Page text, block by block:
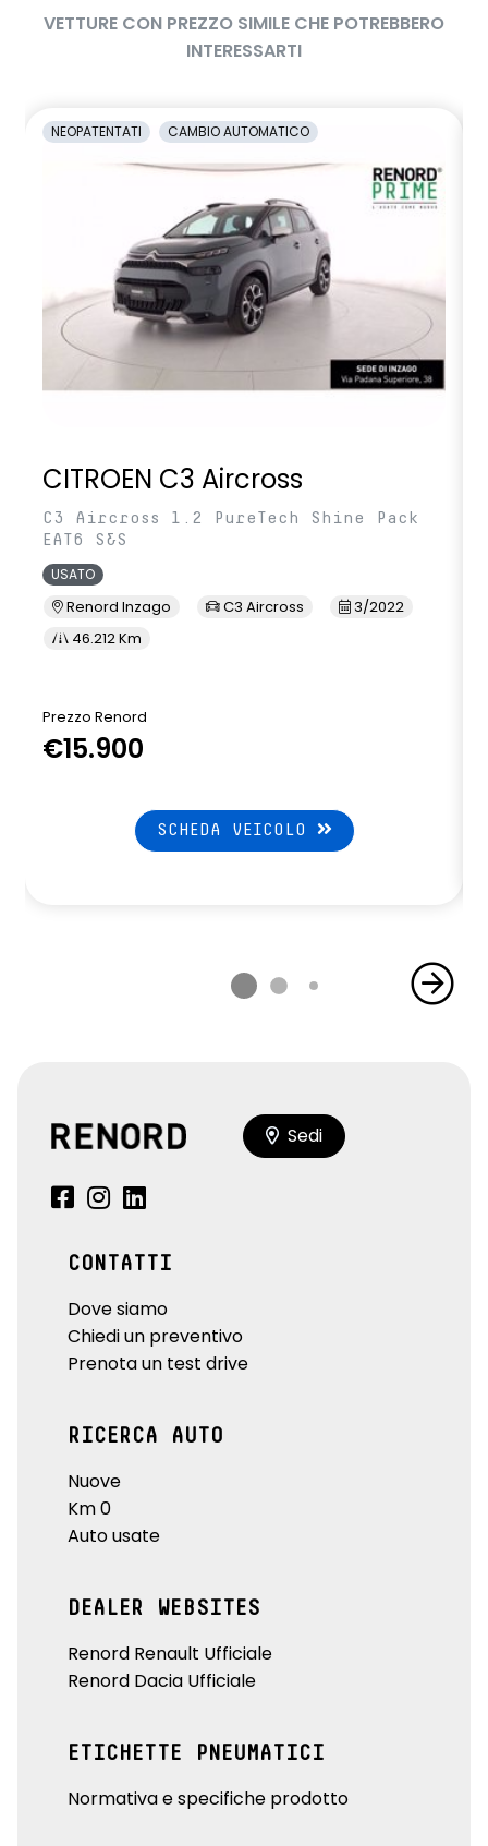
VETTURE CON PREZZO SIMILE CHE POTREBBERO
INTERESSARTI
NEOPATENTATI CAMBIO AUTOMATICO
CITROEN C3 Aircross
C3 Aircross 1.2 PureTech Shine Pack
EAT6 S&S
USATO
Renord Inzago C3 Aircross
3/2022
46.212 Km
Prezzo Renord
€15.900
SCHEDA VEICOLO
Sedi
CONTATTI
Dove siamo
Chiedi un preventivo
Prenota un test drive
RICERCA AUTO
Nuove
Km 0
Auto usate
DEALER WEBSITES
Renord Renault Ufficiale
Renord Dacia Ufficiale
ETICHETTE PNEUMATICI
Normativa e specifiche prodotto